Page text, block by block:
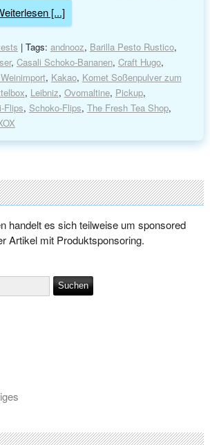
[...]
| Tags: andnooz, Barilla Pesto Rustico,
, Casali Schoko-Bananen, Craft Hugo,
, Kakao, Komet Soßenpulver zum
, Leibniz, Ovomaltine, Pickup,
Flips, Schoko-Flips, The Fresh Tea Shop,
handelt es sich teilweise um sponsored
Artikel mit Produktsponsoring.